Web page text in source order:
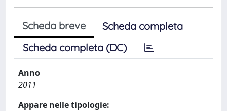
Scheda breve
Scheda completa
Scheda completa (DC)
Anno
2011
Appare nelle tipologie: